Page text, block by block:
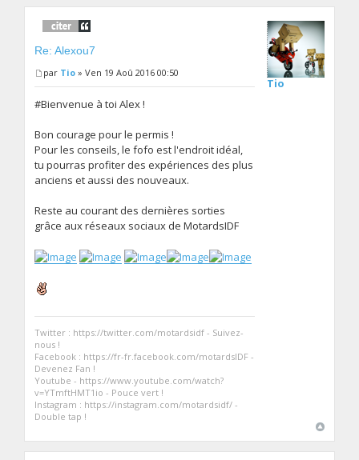
Re: Alexou7
par Tio » Ven 19 Aoû 2016 00:50
#Bienvenue à toi Alex !
Bon courage pour le permis !
Pour les conseils, le fofo est l'endroit idéal,
tu pourras profiter des expériences des plus
anciens et aussi des nouveaux.
Reste au courant des dernières sorties
grâce aux réseaux sociaux de MotardsIDF
Twitter : https://twitter.com/motardsidf - Suivez-
nous !
Facebook : https://fr-fr.facebook.com/motardsIDF -
Devenez Fan !
Youtube - https://www.youtube.com/watch?
v=YTmftHMT1io - Pouce vert !
Instagram : https://instagram.com/motardsidf/ -
Double tap !
Tio